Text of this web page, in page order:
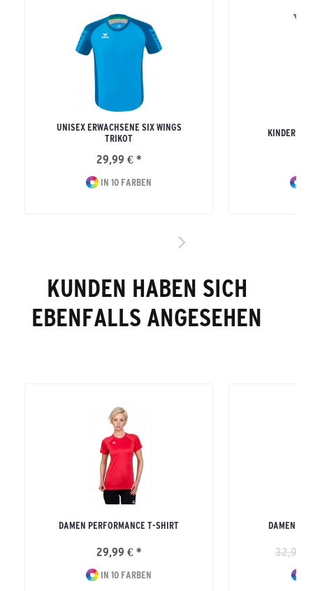
UNISEX ERWACHSENE SIX WINGS
TRIKOT
29,99 € *
IN 10 FARBEN
KINDER
KUNDEN HABEN SICH
EBENFALLS ANGESEHEN
DAMEN PERFORMANCE T-SHIRT
29,99 € *
IN 10 FARBEN
DAMEN
32,99